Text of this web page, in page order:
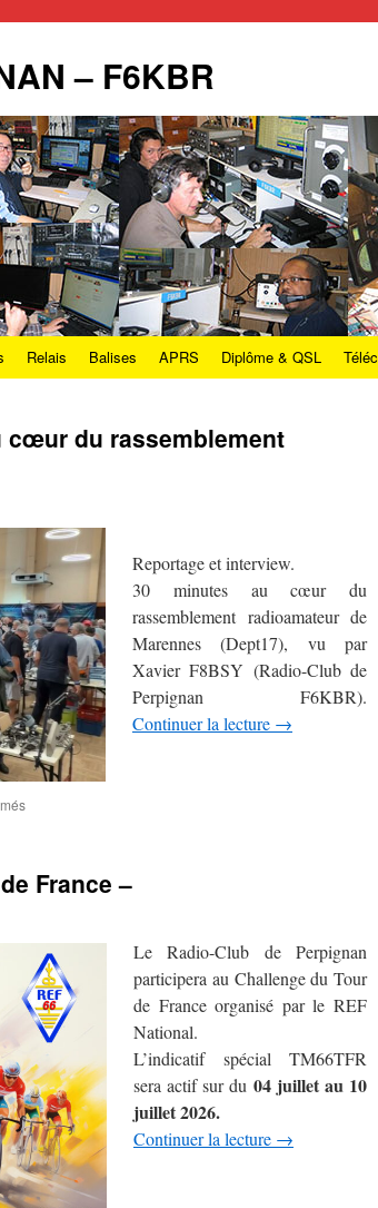
– F6KBR
Relais Balises APRS Diplôme & QSL
cœur du rassemblement
Reportage et interview.
30 minutes au cœur du
rassemblement radioamateur de
Marennes (Dept17), vu par
Xavier F8BSY (Radio-Club de
Perpignan F6KBR).
Continuer la lecture →
sur
immersion
du
rassemblement
radioamateur
!
France –
Le Radio-Club de Perpignan
participera au Challenge du Tour
de France organisé par le REF
National.
L’indicatif spécial TM66TFR
sera actif sur du 04 juillet au 10
juillet 2026.
Continuer la lecture →